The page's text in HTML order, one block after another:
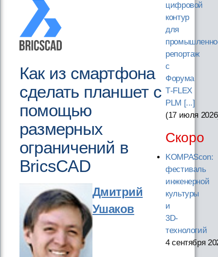
Как из смартфона
сделать планшет c
помощью
размерных
ограничений в
BricsCAD
Дмитрий
Ушаков
цифровой
контур
для
репортаж
с
Форума
T‑FLEX
PLM [...]
(17 июля 2026
Скоро
KOMPAScon:
фестиваль
инженерной
культуры
и
3D-
технологий
4 сентября